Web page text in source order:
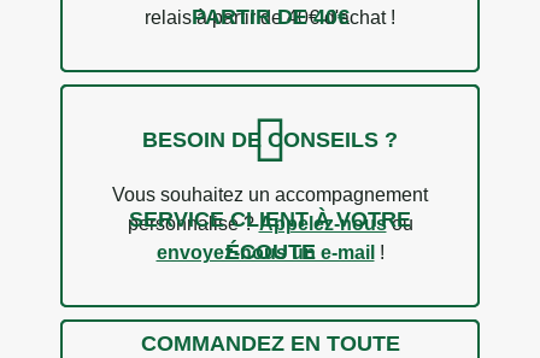
PARTIR DE 40€
relais à partir de 40€ d'achat !
SERVICE CLIENT À VOTRE
ÉCOUTE
BESOIN DE CONSEILS ?
Vous souhaitez un accompagnement
personnalisé ?Appelez-nousou
envoyez-nous un e-mail !
COMMANDEZ EN TOUTE